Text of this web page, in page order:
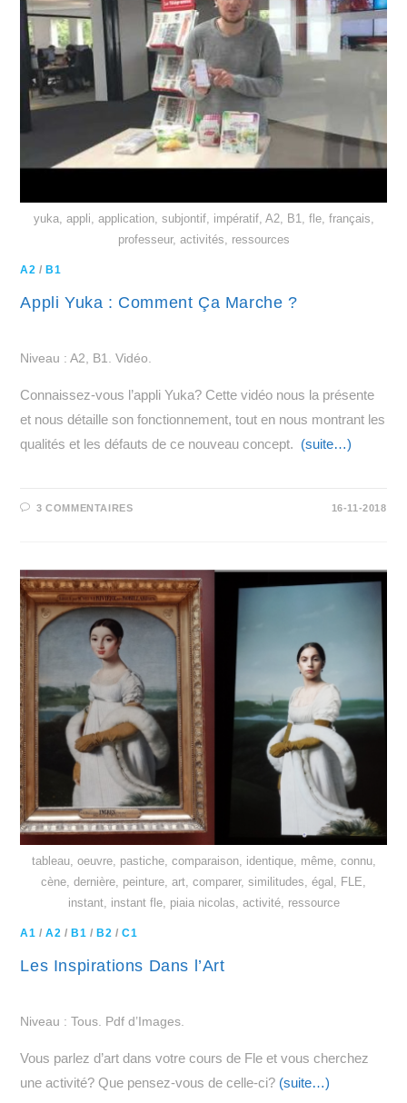
yuka, appli, application, subjontif, impératif, A2, B1, fle, français,
professeur, activités, ressources
A2 / B1
Appli Yuka : Comment Ça Marche ?
Niveau : A2, B1. Vidéo.
Connaissez-vous l’appli Yuka? Cette vidéo nous la présente
et nous détaille son fonctionnement, tout en nous montrant les
qualités et les défauts de ce nouveau concept. (suite…)
3 COMMENTAIRES 16-11-2018
tableau, oeuvre, pastiche, comparaison, identique, même, connu,
cène, dernière, peinture, art, comparer, similitudes, égal, FLE,
instant, instant fle, piaia nicolas, activité, ressource
A1 /A2 / B1 / B2 /C1
Les Inspirations Dans l’Art
Niveau : Tous. Pdf d’Images.
Vous parlez d’art dans votre cours de Fle et vous cherchez
une activité? Que pensez-vous de celle-ci? (suite…)